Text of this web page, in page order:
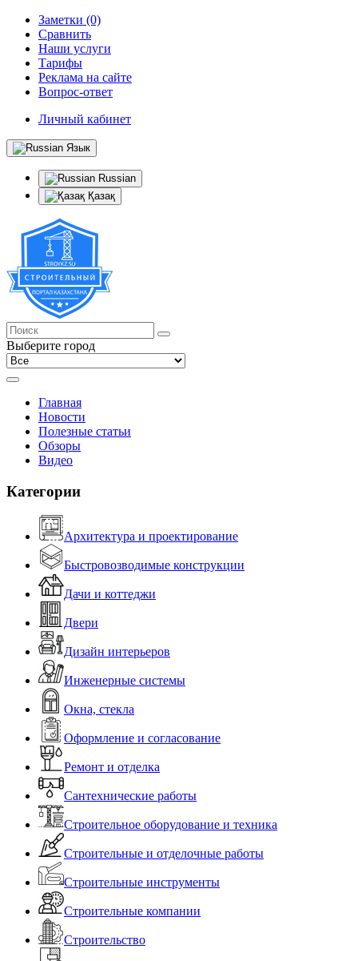
Заметки (0)
Сравнить
Наши услуги
Тарифы
Реклама на сайте
Вопрос-ответ
Личный кабинет
Язык
Russian
Қазақ
Выберите город
Главная
Новости
Полезные статьи
Обзоры
Видео
Категории
Архитектура и проектирование
Быстровозводимые конструкции
Дачи и коттеджи
Двери
Дизайн интерьеров
Инженерные системы
Окна, стекла
Оформление и согласование
Ремонт и отделка
Сантехнические работы
Строительное оборудование и техника
Строительные и отделочные работы
Строительные инструменты
Строительные компании
Строительство